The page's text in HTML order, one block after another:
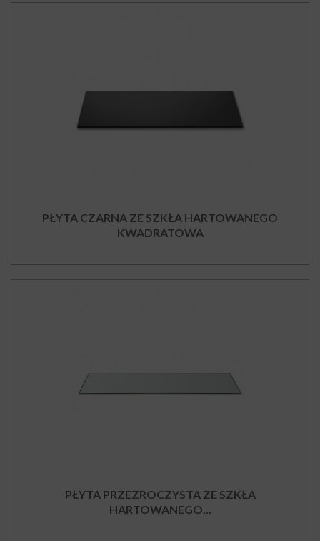
PŁYTA CZARNA ZE SZKŁA HARTOWANEGO
KWADRATOWA
PŁYTA PRZEZROCZYSTA ZE SZKŁA
HARTOWANEGO...